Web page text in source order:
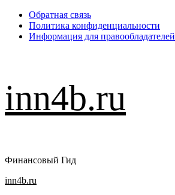
Перейти
содержимому
Обратная связь
Политика конфиденциальности
Информация для правообладателей
inn4b.ru
Финансовый Гид
Основное
inn4b.ru